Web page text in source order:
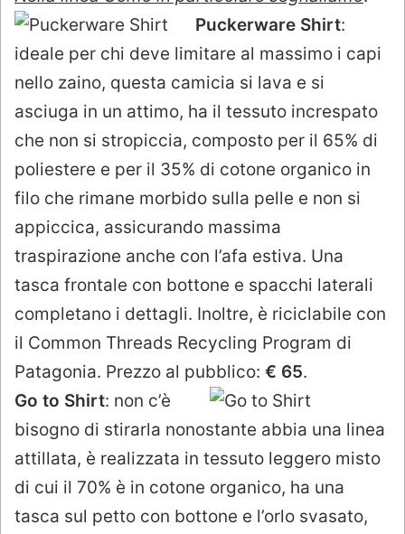
Puckerware Shirt:
ideale per chi deve limitare al massimo i capi
nello zaino, questa camicia si lava e si
asciuga in un attimo, ha il tessuto increspato
che non si stropiccia, composto per il 65% di
poliestere e per il 35% di cotone organico in
filo che rimane morbido sulla pelle e non si
appiccica, assicurando massima
traspirazione anche con l’afa estiva. Una
tasca frontale con bottone e spacchi laterali
completano i dettagli. Inoltre, è riciclabile con
il Common Threads Recycling Program di
Patagonia. Prezzo al pubblico: € 65.
Go to Shirt: non c’è
bisogno di stirarla nonostante abbia una linea
attillata, è realizzata in tessuto leggero misto
di cui il 70% è in cotone organico, ha una
tasca sul petto con bottone e l’orlo svasato,